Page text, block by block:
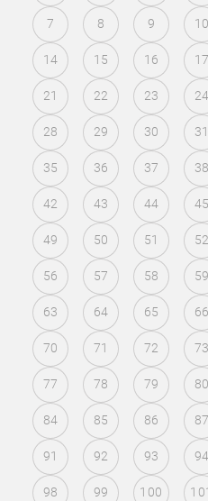
7 8 9 10
14 15 16 17
21 22 23 24
28 29 30 31
35 36 37 38
42 43 44 45
49 50 51 52
56 57 58 59
63 64 65 66
70 71 72 73
77 78 79 80
84 85 86 87
91 92 93 94
98 99 100